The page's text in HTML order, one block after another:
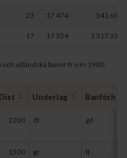
23 17 474 541 690
17 17 334 1 317 351
utländska banor fr o m 1980.
Dist Underlag Banförh
2200 dt gd
1500 gr lt